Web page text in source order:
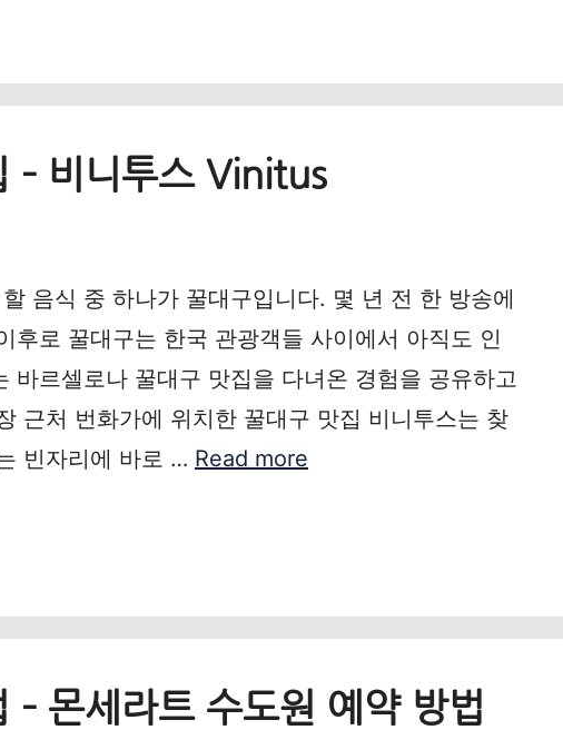
– 비니투스 Vinitus
음식 중 하나가 꿀대구입니다. 몇 년 전 한 방송에
후로 꿀대구는 한국 관광객들 사이에서 아직도 인
바르셀로나 꿀대구 맛집을 다녀온 경험을 공유하고
근처 번화가에 위치한 꿀대구 맛집 비니투스는 찾
빈자리에 바로 … Read more
– 몬세라트 수도원 예약 방법